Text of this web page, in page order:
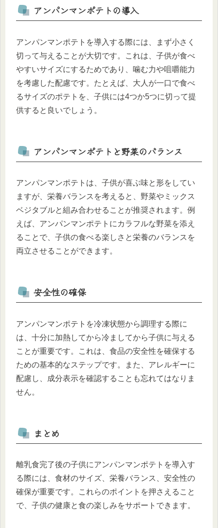
アンパンマンポテトの導入
アンパンマンポテトを導入する際には、まず小さく
切って与えることが大切です。これは、子供が食べ
やすいサイズにするためであり、噛む力や咀嚼能力
を考慮した配慮です。たとえば、大人が一口で食べ
るサイズのポテトを、子供には4つか5つに切って提
供すると良いでしょう。
アンパンマンポテトと野菜のバランス
アンパンマンポテトは、子供が喜ぶ味と形をしてい
ますが、栄養バランスを考えると、野菜やミックス
ベジタブルと組み合わせることが推奨されます。例
えば、アンパンマンポテトにカラフルな野菜を添え
ることで、子供の食べる楽しさと栄養のバランスを
両立させることができます。
安全性の確保
アンパンマンポテトを冷凍状態から調理する際に
は、十分に加熱してから冷ましてから子供に与える
ことが重要です。これは、食品の安全性を確保する
ための基本的なステップです。また、アレルギーに
配慮し、成分表示を確認することも忘れてはなりま
せん。
まとめ
離乳食完了後の子供にアンパンマンポテトを導入す
る際には、食材のサイズ、栄養バランス、安全性の
確保が重要です。これらのポイントを押さえること
で、子供の健康と食の楽しみをサポートできます。